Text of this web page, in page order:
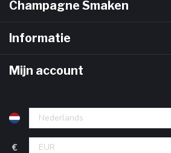
Champagne Smaken
Informatie
Mijn account
€